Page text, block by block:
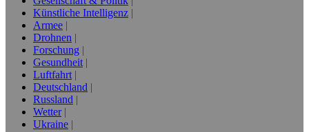
Künstliche Intelligenz
Armee
Drohnen
Forschung
Gesundheit
Luftfahrt
Deutschland
Russland
Wetter
Ukraine